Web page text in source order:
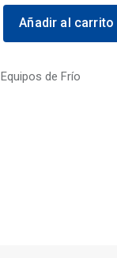
Añadir al carrito
Equipos de Frío